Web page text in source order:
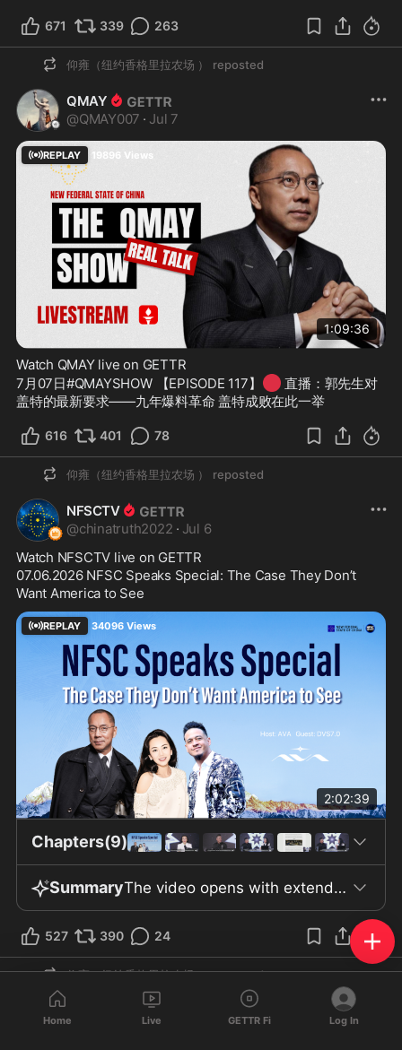
671 339 263
仰雍（纽约香格里拉农场 ） reposted
QMAY
@QMAY007 · Jul 7
Watch QMAY live on GETTR
7月07日#QMAYSHOW 【EPISODE 117】 🔴 直播：郭先生对
盖特的最新要求——九年爆料革命 盖特成败在此一举
REPLAY 19896 Views
1:09:36
616 401 78
仰雍（纽约香格里拉农场 ） reposted
NFSCTV
@chinatruth2022 · Jul 6
Watch NFSCTV live on GETTR
07.06.2026 NFSC Speaks Special: The Case They Don’t
Want America to See
REPLAY 34096 Views
2:02:39
Chapters(9)
Summary The video opens with extended allegations about the Chinese Communist Party’s (CCP) global influence operations. The speaker describes a “3F plan” said to target weakness, chaos, and destruction in America, as well as references to the Belt and Road Initiative’s creation of a manufacturing monopoly. Personal testimony is given about the CCP’s persecution, including the forced displacement and imprisonment of dozens of family members and the death of a brother. Claims are made regarding extensive CCP influence campaigns worldwide, alleged use of biological and chemical weapons, and strategies said to involve various companies. The speaker further references predictions that China will ascend to global dominance in coming decades and describes an array of alleged methods ranging from financial and technological manipulation to infiltration of global media. Attention then shifts to the legal case of Miles Guo. The video notes that Guo was sentenced on June 29th to 30 years by the Southern District of New York, a verdict seen by his supporters as the start of further activism. The video draws attention to seemingly contradictory US government actions: just weeks after Guo was indicted for fraud in March 2023, separate federal filings in April officially recognized him as a top target of CCP transnational repression, labeling him “Victim 1.” During court, Guo affirmed his trust in the US judicial system and stated his intent to appeal, while questioning prosecution narratives about his health. The fraud case itself is depicted as relying on unorthodox calculations, with prosecution experts aggregating transactions by categories defined by prosecutors and not by tracing funds or direct losses. The defense points to thousands of investor declarations rejecting their designation as fraud victims, maintains that regulatory prosecutions—not Guo’s actions—resulted in business losses, and introduces affidavits from individuals alleging their complaints were coerced by Chinese authorities. The final segment focuses on the position of Guo’s supporters and the New Federal State of China (NFSC), who present Guo as a longstanding dissident and key opponent of the CCP. The video outlines risks faced by movement participants and their families, the use of reputation and financial attacks as methods of repression, and the seizure or shutdown of movement-linked platforms and businesses. The movement’s narrative asserts that US regulatory and legal processes were weaponized against Guo under CCP influence. Supporters vow to continue legal appeals and warn that similar tactics could be used against broader segments of the American public. The video invites viewers to further resources, a case deconstruction series, and provides contact avenues for ongoing updates.
527 390 24
仰雍（纽约香格里拉农场 ） reposted
@
chinatruth2022
Home Live GETTR Fi Log In